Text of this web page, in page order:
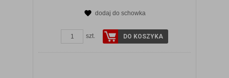
dodaj do schowka
szt. DO KOSZYKA